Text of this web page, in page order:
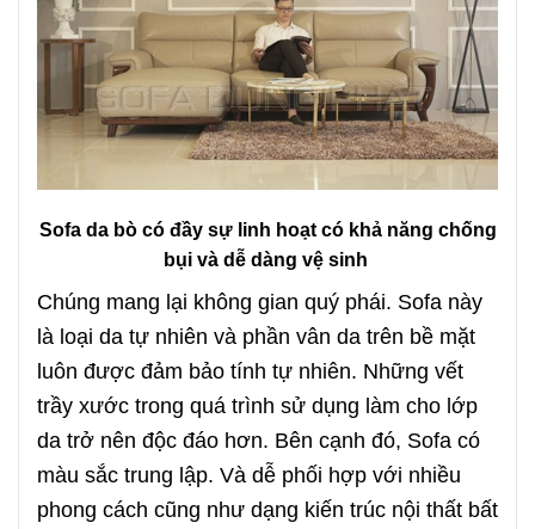
Sofa da bò có đầy sự linh hoạt có khả năng chống
bụi và dễ dàng vệ sinh
Chúng mang lại không gian quý phái. Sofa này
là loại da tự nhiên và phần vân da trên bề mặt
luôn được đảm bảo tính tự nhiên. Những vết
trầy xước trong quá trình sử dụng làm cho lớp
da trở nên độc đáo hơn. Bên cạnh đó, Sofa có
màu sắc trung lập. Và dễ phối hợp với nhiều
phong cách cũng như dạng kiến trúc nội thất bất